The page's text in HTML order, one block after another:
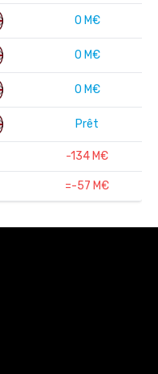
0 M€
0 M€
0 M€
Prêt
-134 M€
=-57 M€